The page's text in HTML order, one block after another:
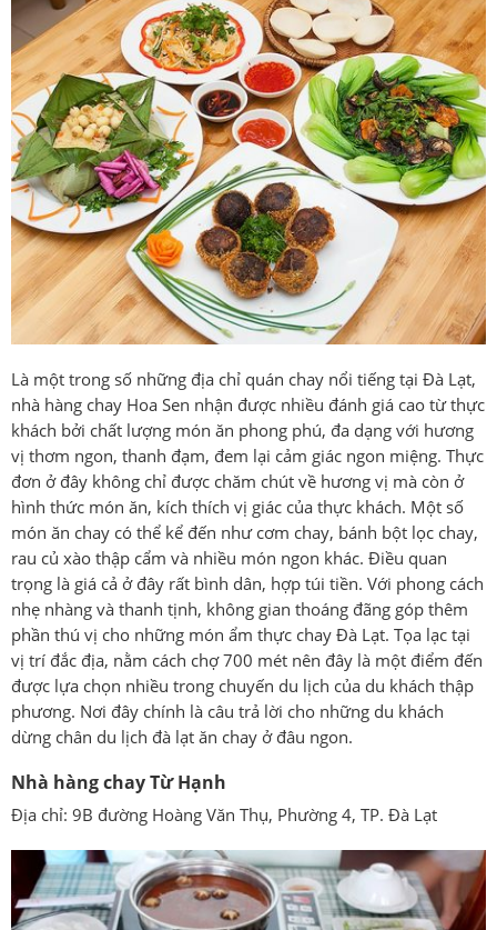
Là một trong số những địa chỉ quán chay nổi tiếng tại Đà Lạt,
nhà hàng chay Hoa Sen nhận được nhiều đánh giá cao từ thực
khách bởi chất lượng món ăn phong phú, đa dạng với hương
vị thơm ngon, thanh đạm, đem lại cảm giác ngon miệng. Thực
đơn ở đây không chỉ được chăm chút về hương vị mà còn ở
hình thức món ăn, kích thích vị giác của thực khách. Một số
món ăn chay có thể kể đến như cơm chay, bánh bột lọc chay,
rau củ xào thập cẩm và nhiều món ngon khác. Điều quan
trọng là giá cả ở đây rất bình dân, hợp túi tiền. Với phong cách
nhẹ nhàng và thanh tịnh, không gian thoáng đãng góp thêm
phần thú vị cho những món ẩm thực chay Đà Lạt. Tọa lạc tại
vị trí đắc địa, nằm cách chợ 700 mét nên đây là một điểm đến
được lựa chọn nhiều trong chuyến du lịch của du khách thập
phương. Nơi đây chính là câu trả lời cho những du khách
dừng chân du lịch đà lạt ăn chay ở đâu ngon.
Nhà hàng chay Từ Hạnh
Địa chỉ: 9B đường Hoàng Văn Thụ, Phường 4, TP. Đà Lạt